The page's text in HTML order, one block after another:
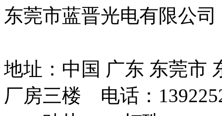
东莞市蓝晋光电有限公
地址：中国 广东 东莞市
厂房三楼 电话：